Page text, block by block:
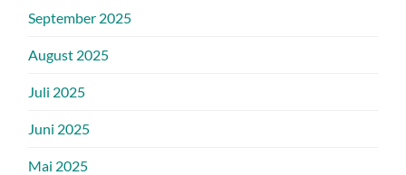
September 2025
August 2025
Juli 2025
Juni 2025
Mai 2025